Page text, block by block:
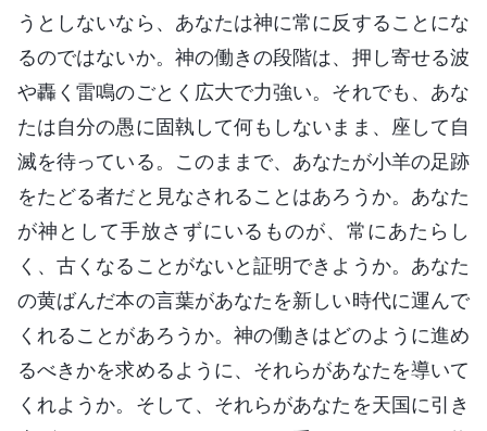
うとしないなら、あなたは神に常に反することにな
るのではないか。神の働きの段階は、押し寄せる波
や轟く雷鳴のごとく広大で力強い。それでも、あな
たは自分の愚に固執して何もしないまま、座して自
滅を待っている。このままで、あなたが小羊の足跡
をたどる者だと見なされることはあろうか。あなた
が神として手放さずにいるものが、常にあたらし
く、古くなることがないと証明できようか。あなた
の黄ばんだ本の言葉があなたを新しい時代に運んで
くれることがあろうか。神の働きはどのように進め
るべきかを求めるように、それらがあなたを導いて
くれようか。そして、それらがあなたを天国に引き